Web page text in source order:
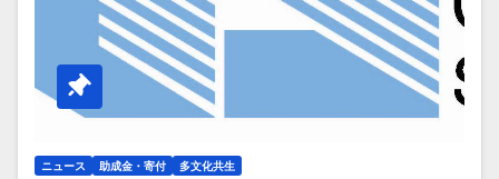
ニュース 助成金・寄付 多文化共生